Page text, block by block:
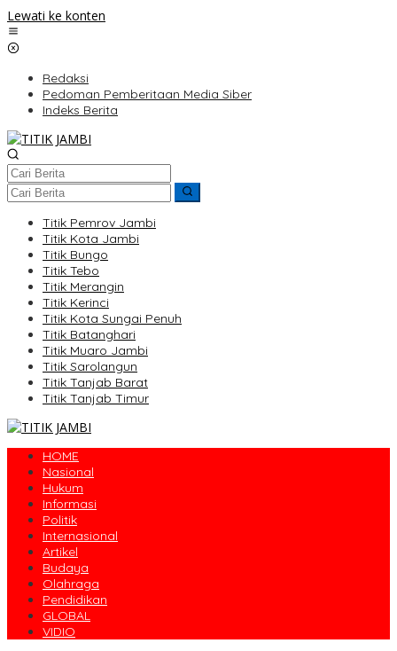
Lewati ke konten
Redaksi
Pedoman Pemberitaan Media Siber
Indeks Berita
Titik Pemrov Jambi
Titik Kota Jambi
Titik Bungo
Titik Tebo
Titik Merangin
Titik Kerinci
Titik Kota Sungai Penuh
Titik Batanghari
Titik Muaro Jambi
Titik Sarolangun
Titik Tanjab Barat
Titik Tanjab Timur
HOME
Nasional
Hukum
Informasi
Politik
Internasional
Artikel
Budaya
Olahraga
Pendidikan
GLOBAL
VIDIO